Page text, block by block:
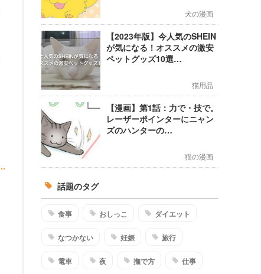
犬の漫画
【2023年版】今人気のSHEIN
が気になる！オススメの激安
ペットグッズ10選…
猫用品
【漫画】第1話：力で・技で。
レーザーポインターにニャン
ズのハンターの…
猫の漫画
話題のタグ
食事 おしっこ ダイエット
なつかない 妊娠 旅行
電車 夜 撫で方 仕事